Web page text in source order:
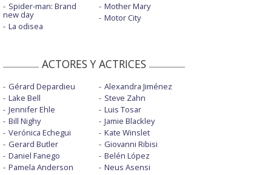
Spider-man: Brand
new day
La odisea
Mother Mary
Motor City
ACTORES Y ACTRICES
Gérard Depardieu
Lake Bell
Jennifer Ehle
Bill Nighy
Verónica Echegui
Gerard Butler
Daniel Fanego
Pamela Anderson
Alexandra Jiménez
Steve Zahn
Luis Tosar
Jamie Blackley
Kate Winslet
Giovanni Ribisi
Belén López
Neus Asensi